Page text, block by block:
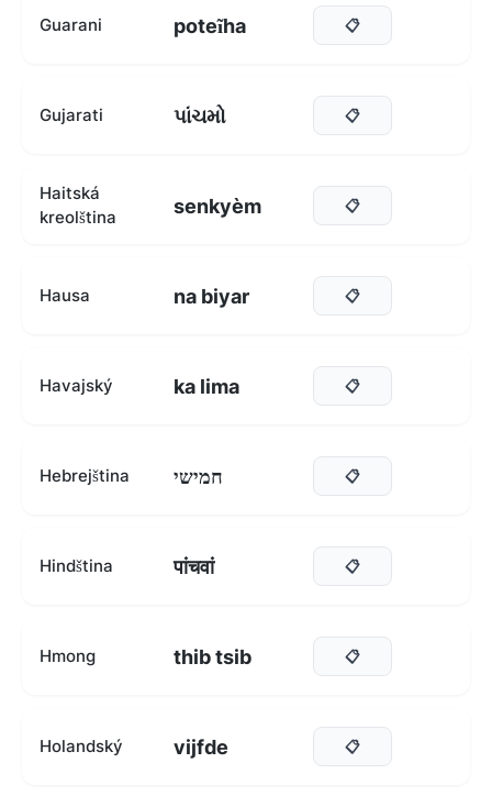
Guarani poteĩha 📋
Gujarati પાંચમો 📋
Haitská
kreolština
senkyèm 📋
Hausa na biyar 📋
Havajský ka lima 📋
Hebrejština חמישי 📋
Hindština पांचवां 📋
Hmong thib tsib 📋
Holandský vijfde 📋